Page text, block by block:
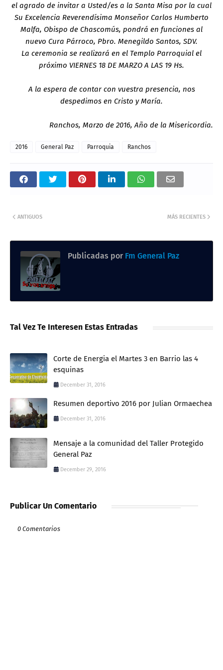
el agrado de invitar a Usted/es a la Santa Misa por la cual
Su Excelencia Reverendísima Monseñor Carlos Humberto
Malfa, Obispo de Chascomús, pondrá en funciones al
nuevo Cura Párroco, Pbro. Menegildo Santos, SDV.
La ceremonia se realizará en el Templo Parroquial el
próximo VIERNES 18 DE MARZO A LAS 19 Hs.
A la espera de contar con vuestra presencia, nos
despedimos en Cristo y María.
Ranchos, Marzo de 2016, Año de la Misericordia.
2016 General Paz Parroquia Ranchos
MÁS RECIENTES
ANTIGUOS
Publicadas por Fm General Paz
Tal Vez Te Interesen Estas Entradas
Corte de Energia el Martes 3 en Barrio las 4
esquinas
December 31, 2016
Resumen deportivo 2016 por Julian Ormaechea
December 31, 2016
Mensaje a la comunidad del Taller Protegido
General Paz
December 29, 2016
Publicar Un Comentario
0 Comentarios